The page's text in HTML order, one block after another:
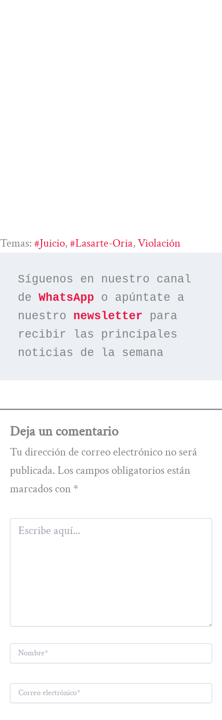
Temas: #juicio, #Lasarte-Oria, Violación
Síguenos en nuestro canal
de WhatsApp o apúntate a
nuestro newsletter para
recibir las principales
noticias de la semana
Deja un comentario
Tu dirección de correo electrónico no será
publicada. Los campos obligatorios están
marcados con *
Escribe
aquí...
Nombre*
Correo
electrónico*